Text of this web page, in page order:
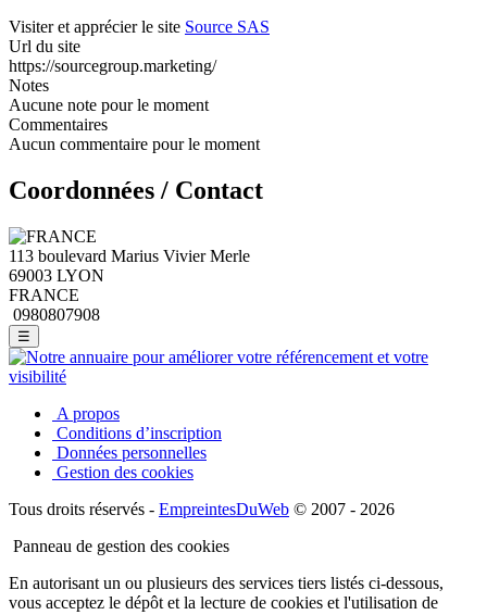
Visiter et apprécier le site Source SAS
Url du site
https://sourcegroup.marketing/
Notes
Aucune note pour le moment
Commentaires
Aucun commentaire pour le moment
Coordonnées / Contact
113 boulevard Marius Vivier Merle
69003 LYON
FRANCE
0980807908
☰
A propos
Conditions d’inscription
Données personnelles
Gestion des cookies
Tous droits réservés - EmpreintesDuWeb © 2007 - 2026
Panneau de gestion des cookies
En autorisant un ou plusieurs des services tiers listés ci-dessous,
vous acceptez le dépôt et la lecture de cookies et l'utilisation de